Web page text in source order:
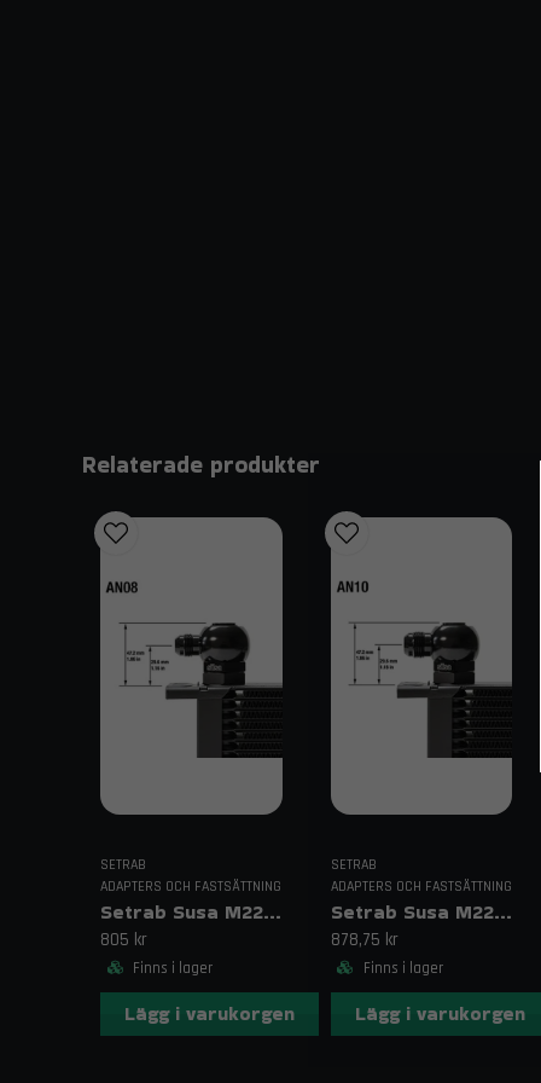
Relaterade produkter
SETRAB
ADAPTERS OCH FASTSÄTTNING
Setrab Susa M22-AN8 Banjo
805 kr
Finns i lager
Lägg i varukorgen
SETRAB
ADAPTERS OCH FASTSÄTTNING
Setrab Susa M22-AN10 Banjo
878,75 kr
Finns i lager
Lägg i varukorgen